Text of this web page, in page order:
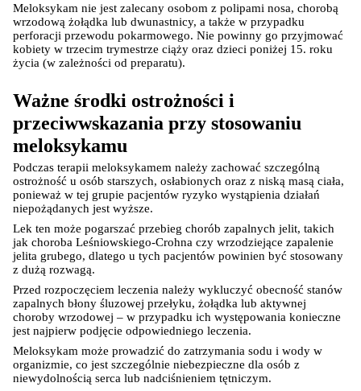
Korzystamy z plików cookies w celu
dostosowania zawartości serwisu do Twoich
preferencji. Więcej informacji znajdziesz w
polityce prywatności
. Możesz określić
warunki przechowywania lub dostępu do
cookies poprzez kliknięcie przycisku
"Ustawienia" lub możesz zaakceptować
ustawienia wszystkich cookies klikając
AKCEPTUJĘ WSZYSTKIE
Meloksykam nie jest zalecany osobom z polipami nosa, chorobą
wrzodową żołądka lub dwunastnicy, a także w przypadku
perforacji przewodu pokarmowego. Nie powinny go przyjmować
kobiety w trzecim trymestrze ciąży oraz dzieci poniżej 15. roku
życia (w zależności od preparatu).
Ważne środki ostrożności i
przeciwwskazania przy stosowaniu
meloksykamu
Podczas terapii meloksykamem należy zachować szczególną
ostrożność u osób starszych, osłabionych oraz z niską masą ciała,
ponieważ w tej grupie pacjentów ryzyko wystąpienia działań
niepożądanych jest wyższe.
Lek ten może pogarszać przebieg chorób zapalnych jelit, takich
jak choroba Leśniowskiego-Crohna czy wrzodziejące zapalenie
jelita grubego, dlatego u tych pacjentów powinien być stosowany
z dużą rozwagą.
Przed rozpoczęciem leczenia należy wykluczyć obecność stanów
zapalnych błony śluzowej przełyku, żołądka lub aktywnej
choroby wrzodowej – w przypadku ich występowania konieczne
jest najpierw podjęcie odpowiedniego leczenia.
Meloksykam może prowadzić do zatrzymania sodu i wody w
organizmie, co jest szczególnie niebezpieczne dla osób z
niewydolnością serca lub nadciśnieniem tętniczym.